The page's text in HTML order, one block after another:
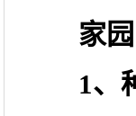
家园
1、